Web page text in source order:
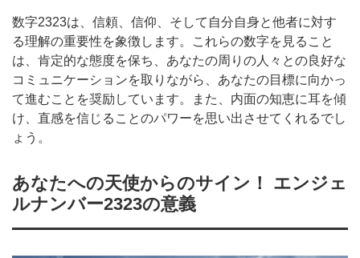
数字2323は、信頼、信仰、そして自分自身と他者に対す
る理解の重要性を象徴します。これらの数字を見ること
は、肯定的な態度を保ち、あなたの周りの人々との良好な
コミュニケーションを取りながら、あなたの目標に向かっ
て進むことを奨励しています。また、内面の知恵に耳を傾
け、直感を信じることのパワーを思い出させてくれるでし
ょう。
あなたへの天使からのサイン！ エンジェ
ルナンバー2323の意義